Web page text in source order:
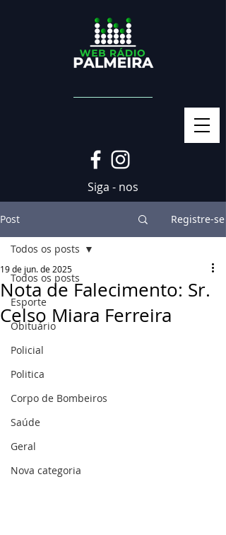
Siga - nos
Post Registre-se
Todos os posts
Esporte
Obituário
Policial
Politica
Corpo de Bombeiros
Saúde
Geral
Nova categoria
Todos os posts
Nota de Falecimento: Sr.
Celso Miara Ferreira
19 de jun. de 2025